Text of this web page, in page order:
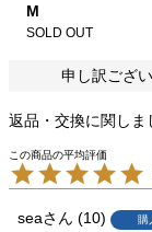
M
SOLD OUT
申し訳ござ
返品・交換に関しま
sea 10 購